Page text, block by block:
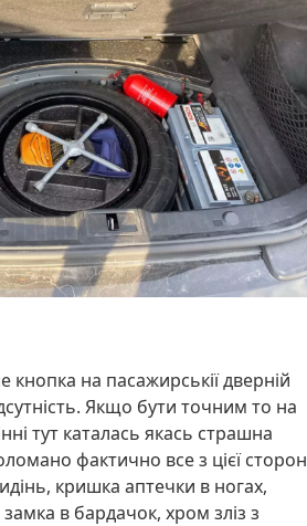
на пасажирськії дверній
Якщо бути точним то на
тут каталась якась страшна
фактично все з цієї
кришка аптечки в ногах,
в бардачок, хром зліз з